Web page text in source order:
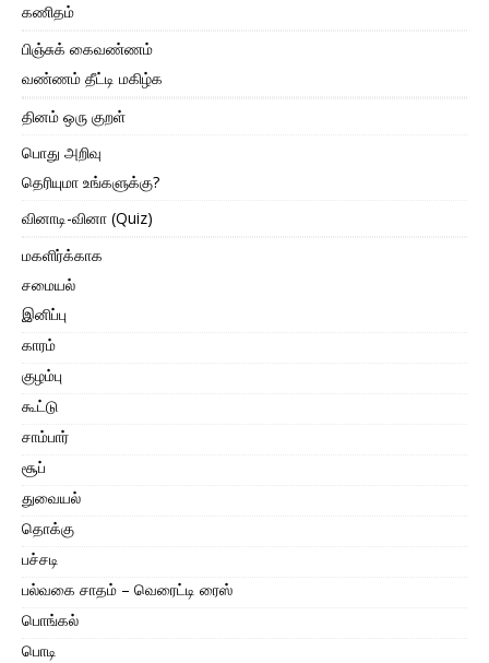
கணிதம்
பிஞ்சுக் கைவண்ணம்
வண்ணம் தீட்டி மகிழ்க
தினம் ஒரு குறள்
பொது அறிவு
தெரியுமா உங்களுக்கு?
வினாடி-வினா (Quiz)
மகளிர்க்காக
சமையல்
இனிப்பு
காரம்
குழம்பு
கூட்டு
சாம்பார்
சூப்
துவையல்
தொக்கு
பச்சடி
பல்வகை சாதம் – வெரைட்டி ரைஸ்
பொங்கல்
பொடி